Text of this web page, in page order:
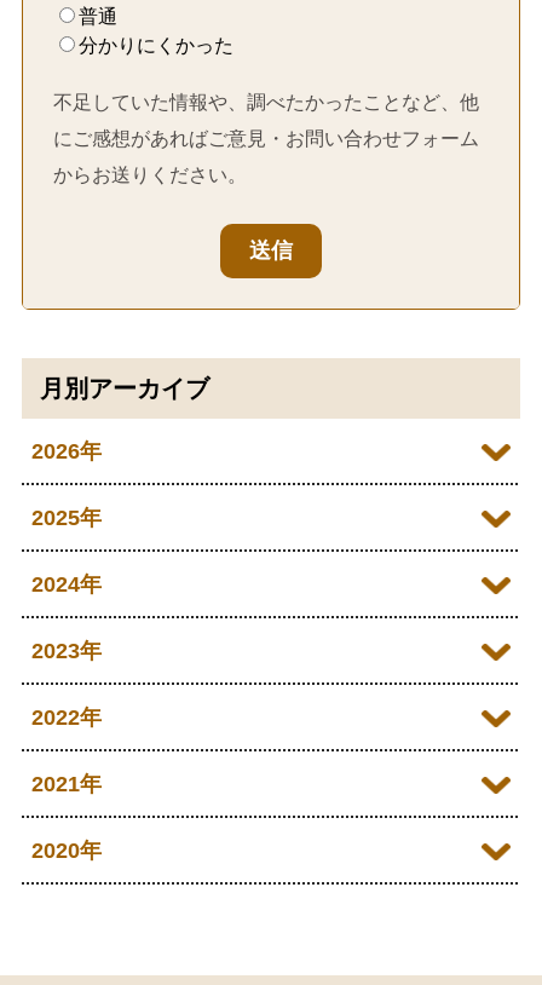
普通
分かりにくかった
不足していた情報や、調べたかったことなど、他
にご感想があればご意見・お問い合わせフォーム
からお送りください。
送信
月別アーカイブ
2026年
2026年07月
2026年05月
2026年03月
2026年02月
2026年01月
2025年
2025年12月
2025年10月
2025年08月
2025年07月
2024年
2024年12月
2024年10月
2024年08月
2024年06月
2023年
2023年12月
2023年10月
2022年
2022年12月
2022年10月
2021年
2021年12月
2020年